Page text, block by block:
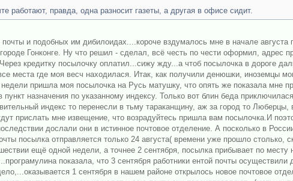
работают, правда, одна разносит газеты, а другая в офисе сидит.
и подобных им дибилоидах....короче вздумалось мне в начале августа
Гонконге. Ну что решил - сделал, всё честь по чести оформил, адрес
кредитку посылочку оплатил...сижу жду...а чтоб посылочка в дороге
места где моя весч находилася. Итак, как получили денюшки, иноземцы
пришла моя посылочка на Русь матушку, что опять же показала мне
назначения по указанному индексу. Только вот блин беда
индекс то перенесли в тьму тараканщину, аж за город то Люберцы,
прислать мне извещение, что возрадуйтесь пришла вам посылочка.И
дослали они в истинное почтовое отделение. А посколько в
посылка отправляется только 24 августа( времени уже прошло
ещё одной недели, а точнее 2 сентября, посылка прибывает по месту
показала, что 3 сентября работники ентой почты
1 сентября в нашем районе открылось новое почтовое